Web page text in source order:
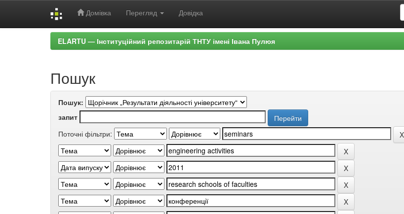
Домівка Перегляд Довідка
ELARTU — Інституційний репозитарій ТНТУ імені Івана Пулюя
Пошук
Пошук:
запит
Поточні фільтри: